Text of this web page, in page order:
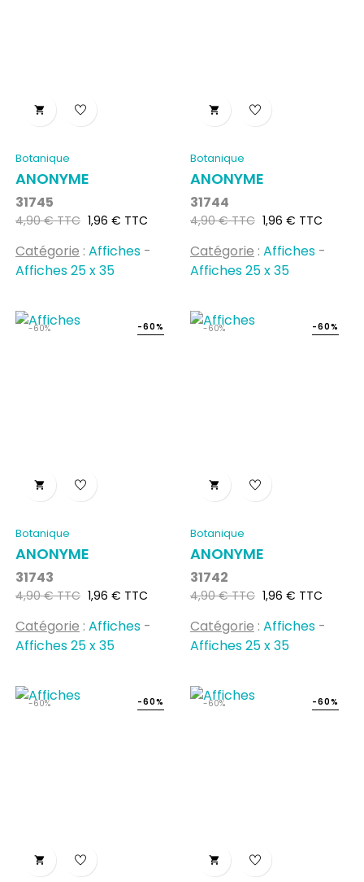

Botanique
ANONYME
31745
Prix
4,90 € TTC Prix
1,96 € TTC
Catégorie : Affiches -
Affiches 25 x 35

Botanique
ANONYME
31744
Prix
4,90 € TTC Prix
1,96 € TTC
Catégorie : Affiches -
Affiches 25 x 35
-60%

Botanique
ANONYME
31743
Prix
4,90 € TTC
-60%
Prix
1,96 € TTC
Catégorie : Affiches -
Affiches 25 x 35
-60%

Botanique
ANONYME
31742
Prix
4,90 € TTC
-60%
Prix
1,96 € TTC
Catégorie : Affiches -
Affiches 25 x 35
-60%

-60% -60%

-60%